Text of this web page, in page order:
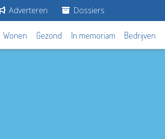
Adverteren Dossiers
Wonen Gezond In memoriam Bedrijven